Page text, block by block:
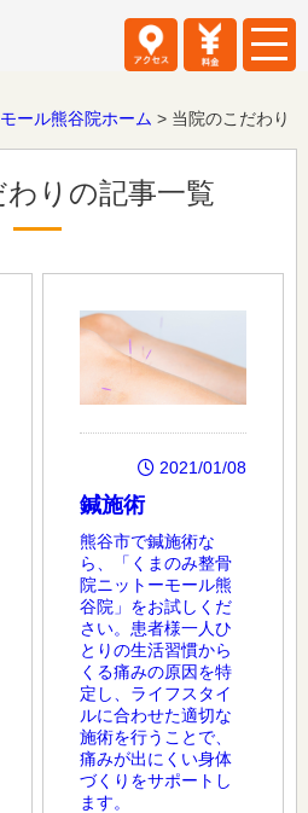
ール熊谷院ホーム > 当院のこだわり
りの記事一覧
2021/01/08
鍼施術
熊谷市で鍼施術な
ら、「くまのみ整骨
院ニットーモール熊
谷院」をお試しくだ
さい。患者様一人ひ
とりの生活習慣から
くる痛みの原因を特
定し、ライフスタイ
ルに合わせた適切な
施術を行うことで、
痛みが出にくい身体
づくりをサポートし
ます。